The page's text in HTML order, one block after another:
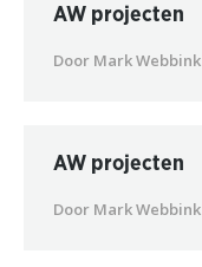
AW projecten
Door Mark Webbink
AW projecten
Door Mark Webbink